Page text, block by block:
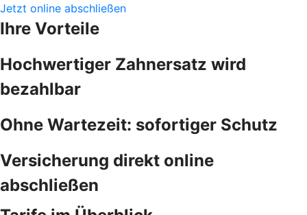
Jetzt online abschließen
Ihre Vorteile
Hochwertiger Zahnersatz wird
bezahlbar
Ohne Wartezeit: sofortiger Schutz
Versicherung direkt online
abschließen